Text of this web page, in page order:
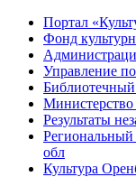
Портал
Фонд
Управление
Библиотечный
Результаты
Региональный
обл
Культура